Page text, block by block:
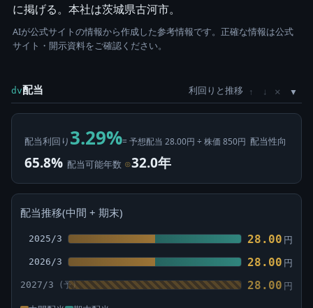
に掲げる。本社は茨城県古河市。
AIが公式サイトの情報から作成した参考情報です。正確な情報は公式
サイト・開示資料をご確認ください。
dv配当 利回りと推移 ↑ ↓ ×
配当利回り 3.29%= 予想配当 28.00円 ÷ 株価 850円 配当性向
65.8% 配当可能年数 ⊙32.0年
配当推移(中間 + 期末)
2025/3 28.00 円
2026/3 28.00 円
2027/3 28.00 円